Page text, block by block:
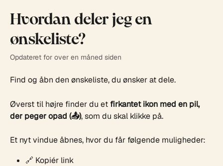
Hvordan deler jeg en
ønskeliste?
Opdateret for over en måned siden
Find og åbn den ønskeliste, du ønsker at dele.
Øverst til højre finder du et firkantet ikon med en pil,
der peger opad (📤), som du skal klikke på.
Et nyt vindue åbnes, hvor du får følgende muligheder:
🔗 Kopiér link